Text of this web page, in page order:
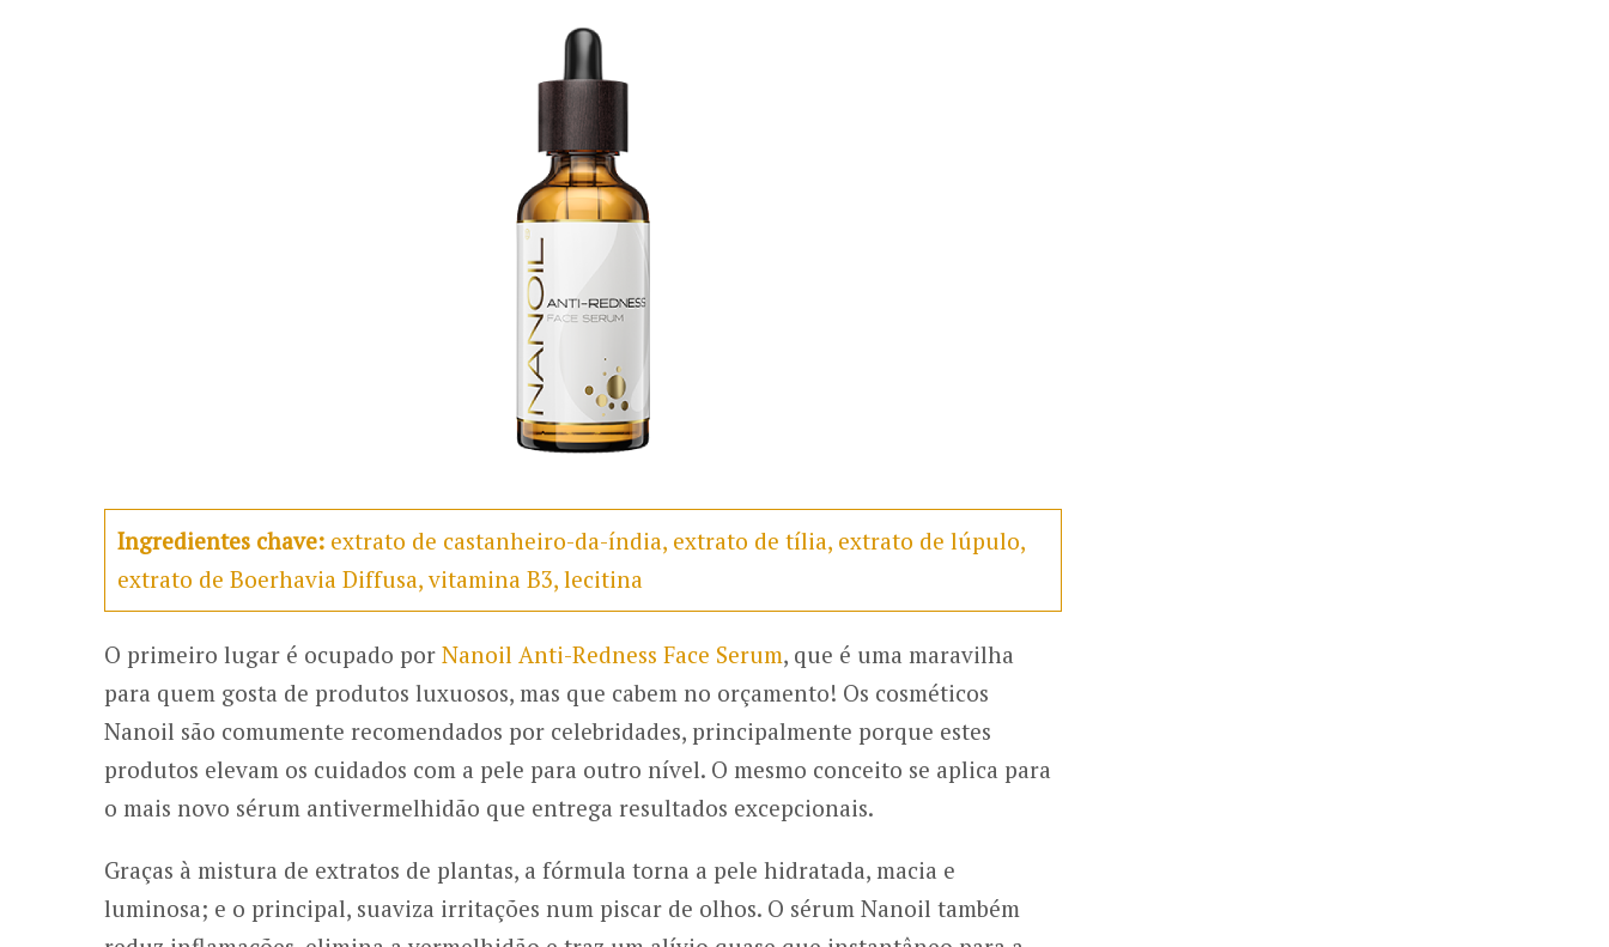
Ingredientes chave: extrato de castanheiro-da-índia, extrato de tília, extrato de lúpulo,
extrato de Boerhavia Diffusa, vitamina B3, lecitina
O primeiro lugar é ocupado por Nanoil Anti-Redness Face Serum, que é uma maravilha
para quem gosta de produtos luxuosos, mas que cabem no orçamento! Os cosméticos
Nanoil são comumente recomendados por celebridades, principalmente porque estes
produtos elevam os cuidados com a pele para outro nível. O mesmo conceito se aplica para
o mais novo sérum antivermelhidão que entrega resultados excepcionais.
Graças à mistura de extratos de plantas, a fórmula torna a pele hidratada, macia e
luminosa; e o principal, suaviza irritações num piscar de olhos. O sérum Nanoil também